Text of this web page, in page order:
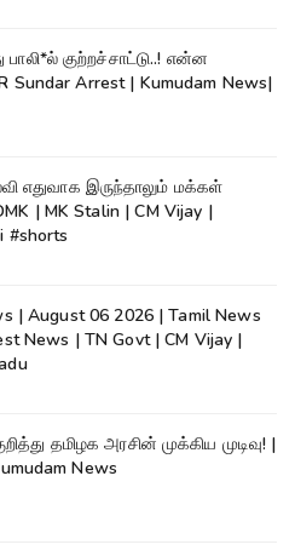
பாலி*ல் குற்றச்சாட்டு..! என்ன
Sundar Arrest | Kumudam News|
எதுவாக இருந்தாலும் மக்கள்
| MK Stalin | CM Vijay |
#shorts
| August 06 2026 | Tamil News
News | TN Govt | CM Vijay |
தமிழக அரசின் முக்கிய முடிவு! |
News